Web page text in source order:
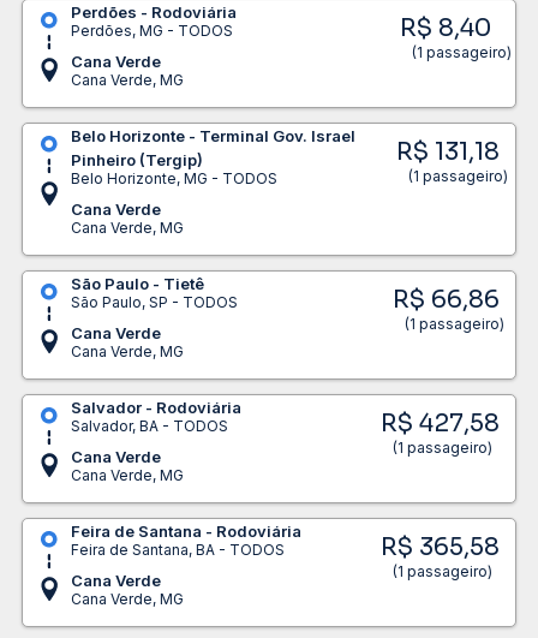
Perdões - Rodoviária
Perdões, MG - TODOS
Cana Verde
Cana Verde, MG
R$ 8,40
(1 passageiro)
Belo Horizonte - Terminal Gov. Israel
Pinheiro (Tergip)
Belo Horizonte, MG - TODOS
Cana Verde
Cana Verde, MG
R$ 131,18
(1 passageiro)
São Paulo - Tietê
São Paulo, SP - TODOS
Cana Verde
Cana Verde, MG
R$ 66,86
(1 passageiro)
Salvador - Rodoviária
Salvador, BA - TODOS
Cana Verde
Cana Verde, MG
R$ 427,58
(1 passageiro)
Feira de Santana - Rodoviária
Feira de Santana, BA - TODOS
Cana Verde
Cana Verde, MG
R$ 365,58
(1 passageiro)